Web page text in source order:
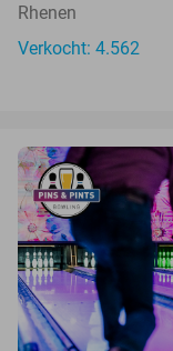
Rhenen
Verkocht: 4.562